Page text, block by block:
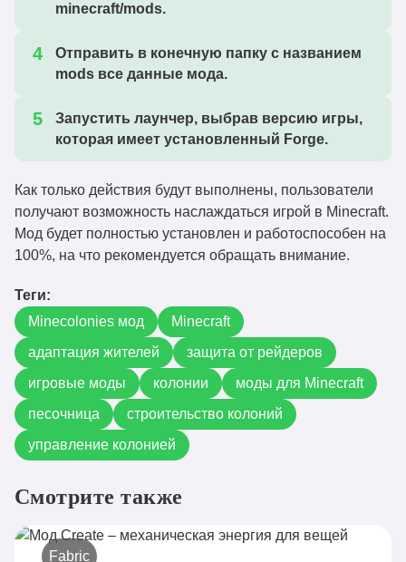
minecraft/mods.
Отправить в конечную папку с названием
mods все данные мода.
Запустить лаунчер, выбрав версию игры,
которая имеет установленный Forge.
Как только действия будут выполнены, пользователи
получают возможность наслаждаться игрой в Minecraft.
Мод будет полностью установлен и работоспособен на
100%, на что рекомендуется обращать внимание.
Теги:
Minecolonies мод
Minecraft
адаптация жителей
защита от рейдеров
игровые моды
колонии
моды для Minecraft
песочница
строительство колоний
управление колонией
Смотрите также
Fabric